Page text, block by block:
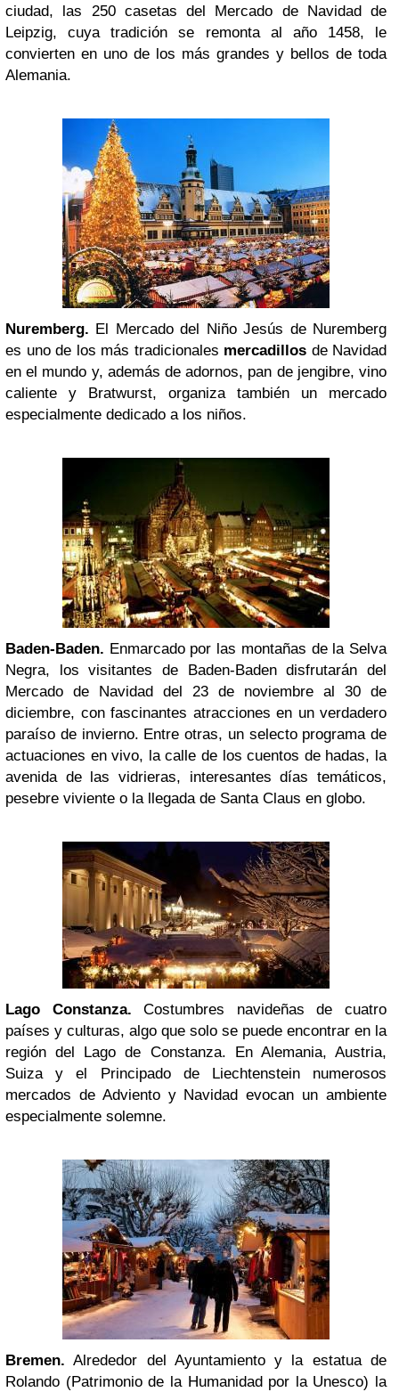
ciudad, las 250 casetas del Mercado de Navidad de
Leipzig, cuya tradición se remonta al año 1458, le
convierten en uno de los más grandes y bellos de toda
Alemania.
Nuremberg. El Mercado del Niño Jesús de Nuremberg
es uno de los más tradicionales mercadillos de Navidad
en el mundo y, además de adornos, pan de jengibre, vino
caliente y Bratwurst, organiza también un mercado
especialmente dedicado a los niños.
Baden-Baden. Enmarcado por las montañas de la Selva
Negra, los visitantes de Baden-Baden disfrutarán del
Mercado de Navidad del 23 de noviembre al 30 de
diciembre, con fascinantes atracciones en un verdadero
paraíso de invierno. Entre otras, un selecto programa de
actuaciones en vivo, la calle de los cuentos de hadas, la
avenida de las vidrieras, interesantes días temáticos,
pesebre viviente o la llegada de Santa Claus en globo.
Lago Constanza. Costumbres navideñas de cuatro
países y culturas, algo que solo se puede encontrar en la
región del Lago de Constanza. En Alemania, Austria,
Suiza y el Principado de Liechtenstein numerosos
mercados de Adviento y Navidad evocan un ambiente
especialmente solemne.
Bremen. Alrededor del Ayuntamiento y la estatua de
Rolando (Patrimonio de la Humanidad por la Unesco) la